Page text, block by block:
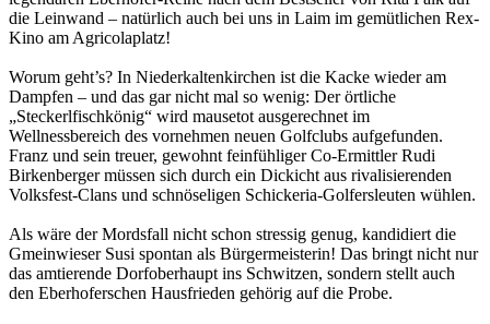
die Leinwand – natürlich auch bei uns in Laim im gemütlichen Rex-
Kino am Agricolaplatz!
Worum geht’s? In Niederkaltenkirchen ist die Kacke wieder am
Dampfen – und das gar nicht mal so wenig: Der örtliche
„Steckerlfischkönig“ wird mausetot ausgerechnet im
Wellnessbereich des vornehmen neuen Golfclubs aufgefunden.
Franz und sein treuer, gewohnt feinfühliger Co-Ermittler Rudi
Birkenberger müssen sich durch ein Dickicht aus rivalisierenden
Volksfest-Clans und schnöseligen Schickeria-Golfersleuten wühlen.
Als wäre der Mordsfall nicht schon stressig genug, kandidiert die
Gmeinwieser Susi spontan als Bürgermeisterin! Das bringt nicht nur
das amtierende Dorfoberhaupt ins Schwitzen, sondern stellt auch
den Eberhoferschen Hausfrieden gehörig auf die Probe.